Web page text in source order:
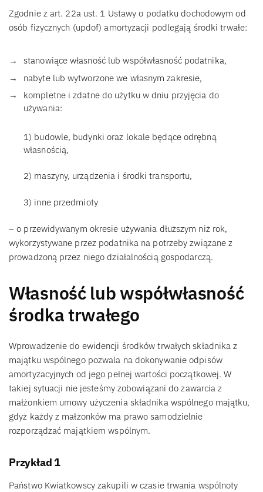
Zgodnie z art. 22a ust. 1 Ustawy o podatku dochodowym od
osób fizycznych (updof) amortyzacji podlegają środki trwałe:
stanowiące własność lub współwłasność podatnika,
nabyte lub wytworzone we własnym zakresie,
kompletne i zdatne do użytku w dniu przyjęcia do
używania:
1) budowle, budynki oraz lokale będące odrębną
własnością,
2) maszyny, urządzenia i środki transportu,
3) inne przedmioty
– o przewidywanym okresie używania dłuższym niż rok,
wykorzystywane przez podatnika na potrzeby związane z
prowadzoną przez niego działalnością gospodarczą.
Własność lub współwłasność
środka trwałego
Wprowadzenie do ewidencji środków trwałych składnika z
majątku wspólnego pozwala na dokonywanie odpisów
amortyzacyjnych od jego pełnej wartości początkowej. W
takiej sytuacji nie jesteśmy zobowiązani do zawarcia z
małżonkiem umowy użyczenia składnika wspólnego majątku,
gdyż każdy z małżonków ma prawo samodzielnie
rozporządzać majątkiem wspólnym.
Przykład 1
Państwo Kwiatkowscy zakupili w czasie trwania wspólnoty